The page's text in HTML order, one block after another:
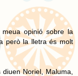
opinió sobre la
però la lletra és molt
Noriel, Maluma,